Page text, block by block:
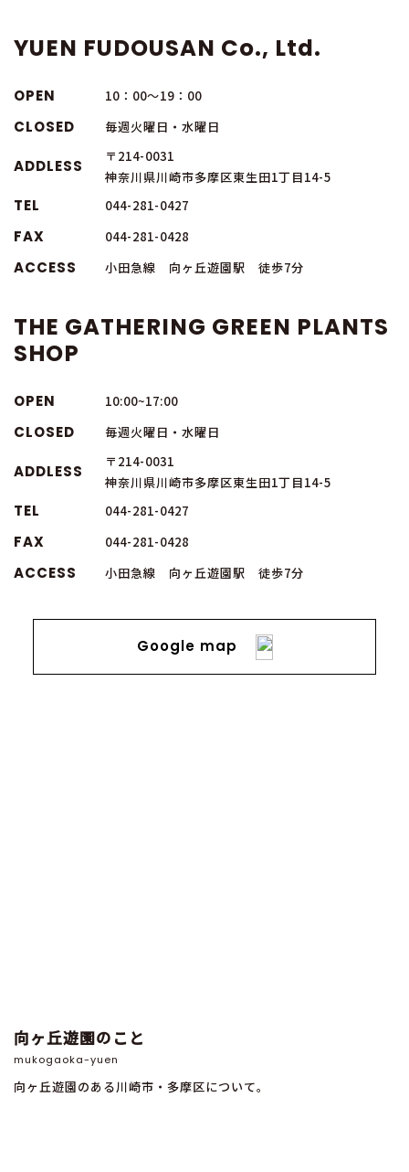
YUEN FUDOUSAN Co., Ltd.
OPEN 10：00～19：00
CLOSED 毎週火曜日・水曜日
ADDLESS
〒214-0031
神奈川県川崎市多摩区東生田1丁目14-5
TEL 044-281-0427
FAX 044-281-0428
ACCESS 小田急線 向ヶ丘遊園駅 徒歩7分
THE GATHERING GREEN PLANTS
SHOP
OPEN 10:00~17:00
CLOSED 毎週火曜日・水曜日
ADDLESS
〒214-0031
神奈川県川崎市多摩区東生田1丁目14-5
TEL 044-281-0427
FAX 044-281-0428
ACCESS 小田急線 向ヶ丘遊園駅 徒歩7分
Google map
向ヶ丘遊園のこと
mukogaoka-yuen
向ヶ丘遊園のある川崎市・多摩区について。